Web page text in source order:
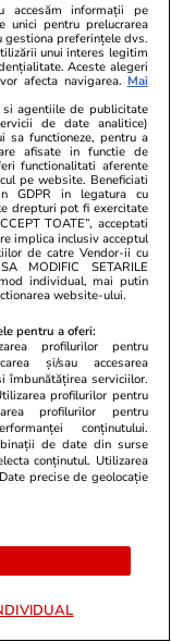
Redactia.ro
Universul
bucurie
care au
Analiză
accesăm informații pe
unici pentru prelucrarea
gestiona preferințele dvs.
unui interes legitim
Aceste alegeri
afecta navigarea. Mai
agentiile de publicitate
de date analitice)
sa functioneze, pentru a
afisate in functie de
functionalitati aferente
pe website. Beneficiati
GDPR in legatura cu
drepturi pot fi exercitate
TOATE”, acceptati
implica inclusiv acceptul
de catre Vendor-ii cu
MODIFIC SETARILE
individual, mai putin
website-ului.
pentru a oferi:
profilurilor pentru
și/sau accesarea
îmbunătățirea serviciilor.
profilurilor pentru
profilurilor pentru
conținutului.
de date din surse
conținutul. Utilizarea
precise de geolocație